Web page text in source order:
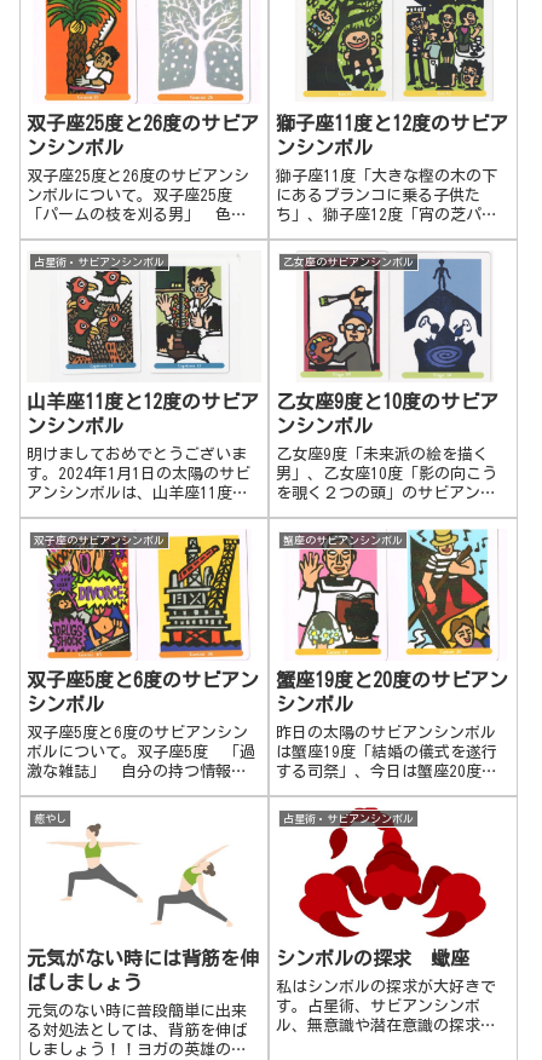
れらの伝統的な文化が開花、発
展し、安全で安定した豊かさな
生活となります。 牡牛座26
度 「恋人にセレナーデを歌う
スペイン人」 自分の才能や持
っているものを他者にアピール
します。自分の芸術的才能や技
術を堂々と披露して見せ、チャ
ンスを広げていきます。
で矢のようにまっすぐに目標に
向かい、的を射抜きます。 双
子座10度 「落下する飛行
機」 自分の限界にチャレンジ
し、自分の優れた知性、能力や
技術を人に見せて驚かせます。
危険を恐れず、突っ込んでいく
ところもあるでしょう。
双子座25度と26度のサビア
ンシンボル
双子座25度と26度のサビアンシ
ンボルについて。双子座25度
「パームの枝を刈る男」 色ん
収し、沢山のことをやっていた
けれど、収拾がつかなくなった
ので、それを刈り取って自分が
伸ばしたいこと、向いたい方向
を決めて剪定していきます。双
子座26度 「森の中の冬霜」
自分にとって重要なもののみ残
して、厳しい状況や環境の中で
も耐え抜きます。忍耐力も持っ
ています。
獅子座11度と12度のサビア
ンシンボル
獅子座11度「大きな樫の木の下
にあるブランコに乗る子供た
ち」、獅子座12度「宵の芝パー
座 第3グループ 11度～15度人
との関係の中で高揚をつくり出
し、いかに自分を印象づけるか
獅子座11度 大きな樫の木の下
にあるブ...
占星術・サビアンシンボル
山羊座11度と12度のサビア
ンシンボル
明けましておめでとうございま
す。2024年1月1日の太陽のサビ
アンシンボルは、山羊座11度
で思い浮かぶのは桃太郎のお供
の「犬、猿、キジ」です。日本
の国鳥がキジなのはご存知でし
ょうか？民話で親しまれていた
こと、日本の固有種であるこ
と、オスは勇敢でメスは母性愛
の象徴であることなどから国鳥
に選ばれたそうです。過去に発
行された福沢諭吉の一万円札
（現在でも使えます）の裏にも
二羽のキジが描かれています。
乙女座のサビアンシンボル
乙女座9度と10度のサビア
ンシンボル
乙女座9度「未来派の絵を描く
男」、乙女座10度「影の向こう
を覗く２つの頭」のサビアンシ
ついてです。乙女座9度 未来派
の絵を描く男個性的で斬新な表
現をしていく。変わった表現や
行動をする。人とは違うことを
やろうとする...
双子座のサビアンシンボル
双子座5度と6度のサビアン
シンボル
双子座5度と6度のサビアンシン
ボルについて。双子座5度 「過
激な雑誌」 自分の持つ情報や
を使って刺激的に人にインパク
トを与えるような方法で表現し
ます。多くの人を煽ったり、大
げさ、過激すぎてしまう部分も
あるでしょう。 双子座6度
「油田の掘削」 油田を掘り当
てるというのは、大地の奥深く
に眠っている大きなエネルギー
やパワー、富、成功をつかむこ
とを意味します。他と競争しな
がら環境と強く、深く深く結び
つくことによって、富や成功、
強力なパワーやエネルギー源を
蟹座のサビアンシンボル
蟹座19度と20度のサビアン
シンボル
昨日の太陽のサビアンシンボル
は蟹座19度「結婚の儀式を遂行
する司祭」、今日は蟹座20度
り」です。蟹座19度 結婚の儀
式を遂行する司祭幸せな家庭、
適した職場、形にしたいことな
どが上手くいくようにイメージ
して祝福し、...
癒やし
元気がない時には背筋を伸
ばしましょう
元気のない時に普段簡単に出来
る対処法としては、背筋を伸ば
しましょう！！ヨガの英雄のボ
占星術・サビアンシンボル
シンボルの探求 蠍座
私はシンボルの探求が大好きで
す。占星術、サビアンシンボ
ル、無意識や潜在意識の探求、